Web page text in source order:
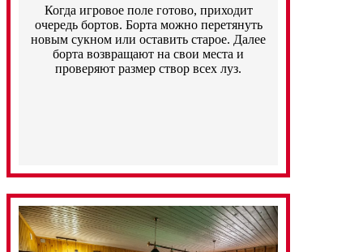
Когда игровое поле готово, приходит
очередь бортов. Борта можно перетянуть
новым сукном или оставить старое. Далее
борта возвращают на свои места и
проверяют размер створ всех луз.